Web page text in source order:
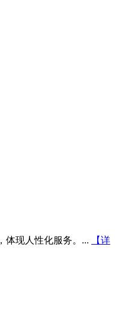
体现人性化服务。...
【详